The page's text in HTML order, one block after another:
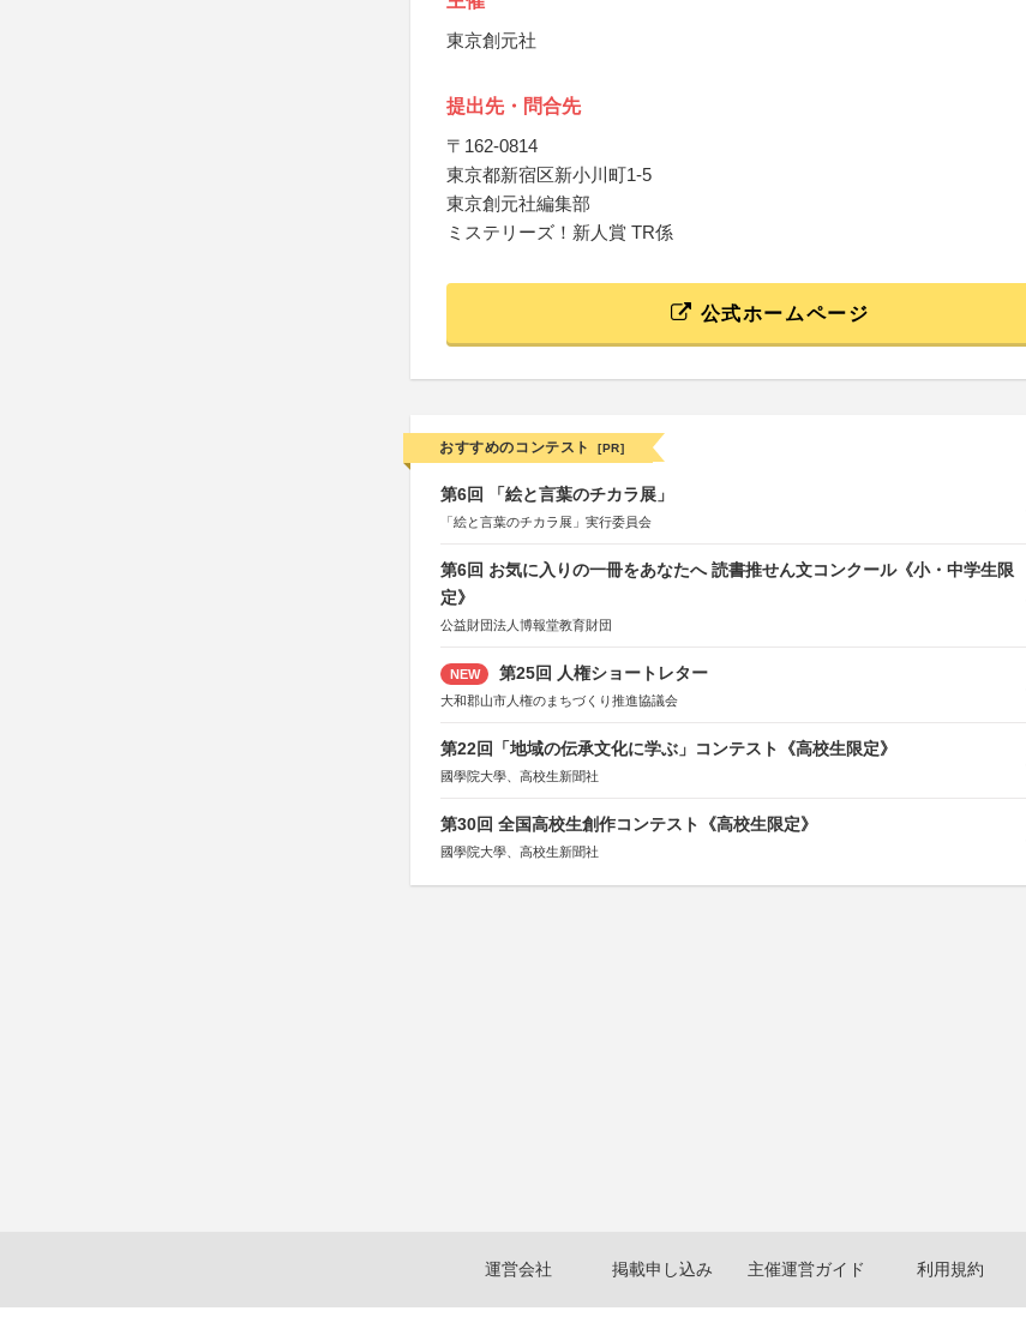
東京創元社
提出先・問合先
〒162-0814
東京都新宿区新小川町1-5
東京創元社編集部
ミステリーズ！新人賞 TR係
公式ホームページ
おすすめのコンテスト [PR]
第6回 「絵と言葉のチカラ展」
「絵と言葉のチカラ展」実行委員会
第6回 お気に入りの一冊をあなたへ 読書推せん文コンクール《小・中学生限
定》
公益財団法人博報堂教育財団
NEW 第25回 人権ショートレター
大和郡山市人権のまちづくり推進協議会
第22回「地域の伝承文化に学ぶ」コンテスト《高校生限定》
國學院大學、高校生新聞社
第30回 全国高校生創作コンテスト《高校生限定》
國學院大學、高校生新聞社
運営会社 掲載申し込み 主催運営ガイド 利用規約